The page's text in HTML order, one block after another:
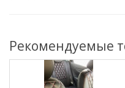
Рекомендуемые